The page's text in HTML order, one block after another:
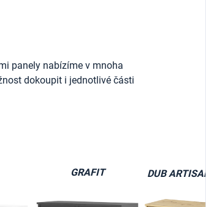
panely nabízíme v mnoha
dokoupit i jednotlivé části
GRAFIT DUB